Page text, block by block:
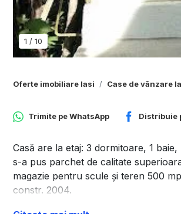
1 / 10
Oferte imobiliare Iasi Case de vânzare
Trimite peWhatsApp Distribuie
Casă are la etaj: 3 dormitoare, 1
s-a pus parchet de calitate
magazie pentru scule și teren 500
constr. 2004.